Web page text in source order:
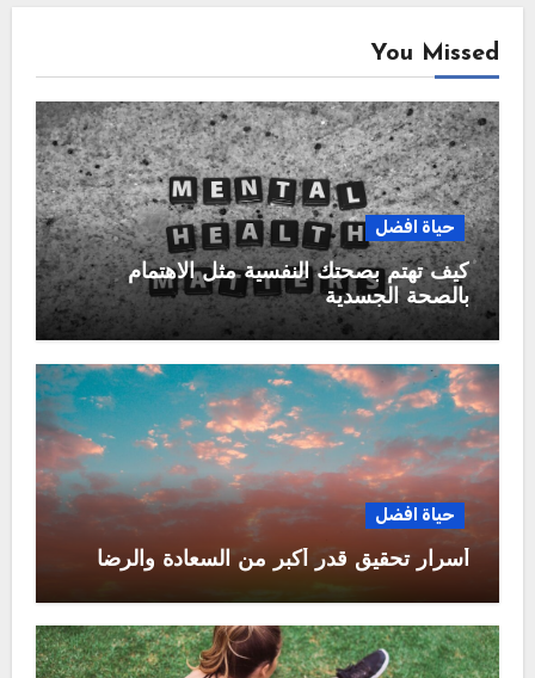
You Missed
حياة افضل
كيف تهتم بصحتك النفسية مثل الاهتمام
بالصحة الجسدية
حياة افضل
أسرار تحقيق قدر أكبر من السعادة والرضا